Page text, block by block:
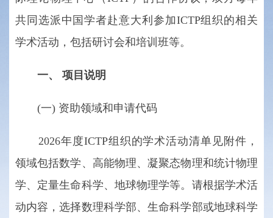
共同选派中国学者赴意大利参加ICTP组织的相关
学术活动，包括研讨会和培训班等。
一、 项目说明
(一) 资助领域和申请代码
2026年度ICTP组织的学术活动清单见附件，
领域包括数学、高能物理、凝聚态物理和统计物理
学、定量生命科学、地球物理学等。请根据学术活
动内容，选择数理科学部、生命科学部或地球科学